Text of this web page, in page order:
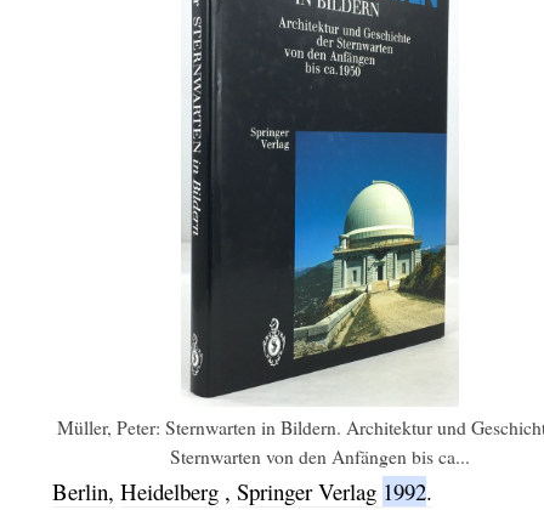
Müller, Peter: Sternwarten in Bildern. Architektur und
Sternwarten von den Anfängen bis ca...
Berlin, Heidelberg , Springer Verlag 1992.